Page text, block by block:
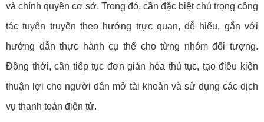
và chính quyền cơ sở. Trong đó, cần đặc biệt chú trọng công
tác tuyên truyền theo hướng trực quan, dễ hiểu, gắn với
hướng dẫn thực hành cụ thể cho từng nhóm đối tượng.
Đồng thời, cần tiếp tục đơn giản hóa thủ tục, tạo điều kiện
thuận lợi cho người dân mở tài khoản và sử dụng các dịch
vụ thanh toán điện tử.